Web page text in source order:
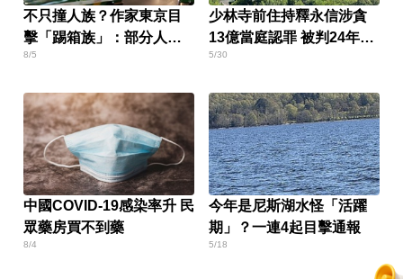
不只撞人族？作家東京目
擊「踢箱族」：部分人對
遊客有惡意
8/5
少林寺前住持釋永信涉貪
13億當庭認罪 被判24年放
棄上訴
5/30
中國COVID-19感染率升 民
眾藥房買不到藥
8/4
今年是尼斯湖水怪「活躍
期」？一連4起目擊通報
5/18